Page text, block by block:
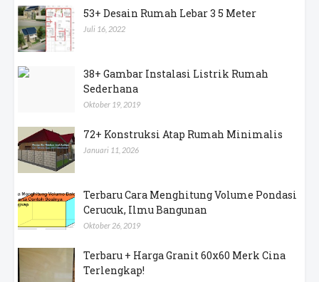
53+ Desain Rumah Lebar 3 5 Meter
Juli 16, 2022
38+ Gambar Instalasi Listrik Rumah
Sederhana
Oktober 19, 2019
72+ Konstruksi Atap Rumah Minimalis
Januari 11, 2026
Terbaru Cara Menghitung Volume Pondasi
Cerucuk, Ilmu Bangunan
Oktober 26, 2019
Terbaru + Harga Granit 60x60 Merk Cina
Terlengkap!